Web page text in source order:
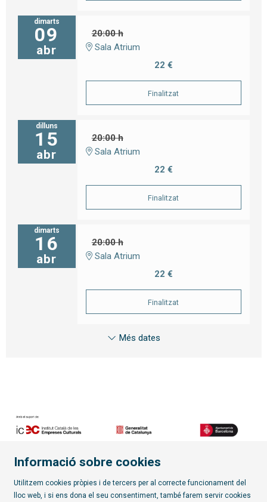
dimarts
09
abr
20:00 h
Sala Atrium
22 €
Finalitzat
dilluns
15
abr
20:00 h
Sala Atrium
22 €
Finalitzat
dimarts
16
abr
20:00 h
Sala Atrium
22 €
Finalitzat
Més dates
Diapositiva 2 de 7
Informació sobre cookies
Utilitzem cookies pròpies i de tercers per al correcte funcionament del
lloc web, i si ens dona el seu consentiment, també farem servir cookies